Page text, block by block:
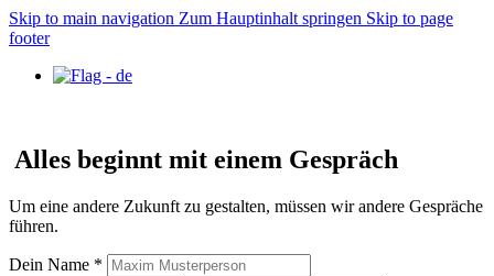
Skip to main navigation Zum Hauptinhalt springen Skip to page
footer
Alles beginnt mit einem Gespräch
Um eine andere Zukunft zu gestalten, müssen wir andere Gespräche
führen.
Dein Name *